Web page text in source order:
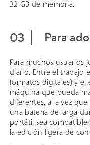
32 GB de memoria.
Para
Para muchos usuarios
diario. Entre el trabajo
formatos digitales) y el
máquina que pueda
diferentes, a la vez
una batería de larga
portátil sea compatible
la edición ligera de